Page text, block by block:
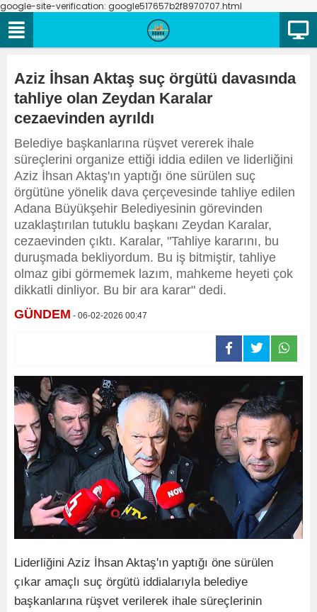
google-site-verification: google517657b2f8970707.html
Aziz İhsan Aktaş suç örgütü davasında
tahliye olan Zeydan Karalar
cezaevinden ayrıldı
Belediye başkanlarına rüşvet vererek ihale
süreçlerini organize ettiği iddia edilen ve liderliğini
Aziz İhsan Aktaş'ın yaptığı öne sürülen suç
örgütüne yönelik dava çerçevesinde tahliye edilen
Adana Büyükşehir Belediyesinin görevinden
uzaklaştırılan tutuklu başkanı Zeydan Karalar,
cezaevinden çıktı. Karalar, "Tahliye kararını, bu
duruşmada bekliyordum. Bu iş bitmiştir, tahliye
olmaz gibi görmemek lazım, mahkeme heyeti çok
dikkatli dinliyor. Bu bir ara karar" dedi.
GÜNDEM - 06-02-2026 00:47
Liderliğini Aziz İhsan Aktaş'ın yaptığı öne sürülen
çıkar amaçlı suç örgütü iddialarıyla belediye
başkanlarına rüşvet verilerek ihale süreçlerinin